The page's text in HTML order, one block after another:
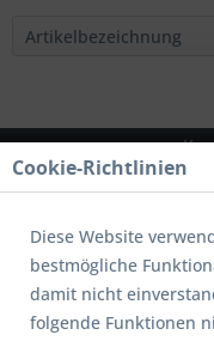
Cookie-Richtlinien
Diese Website
bestmögliche
damit nicht
folgende Funktionen